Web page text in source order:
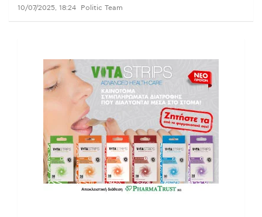
10/07/2025, 18:24 Politic Team